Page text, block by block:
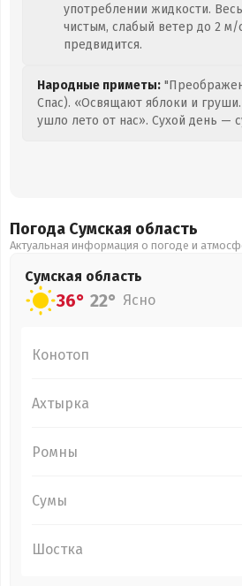
употреблении жидкости.
чистым, слабый ветер до 2 м/
предвидится.
Народные приметы:
Спас). «Освящают яблоки и
ушло лето от нас». Сухой день —
Погода Сумская область
Актуальная информация о погоде и
Сумская область
36° 22° Ясно
Конотоп
Ахтырка
Ромны
Сумы
Шостка